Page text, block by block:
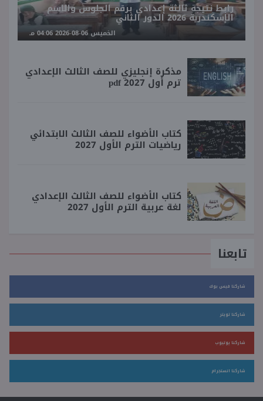
رابط نتيجة ثالثة إعدادي برقم الجلوس والاسم
الإسكندرية 2026 الدور الثاني
الخميس 06-08-2026 04:06 مـ
مذكرة إنجليزي للصف الثالث الإعدادي
ترم أول 2027 pdf
كتاب الأضواء للصف الثالث الابتدائي
رياضيات الترم الأول 2027
كتاب الأضواء للصف الثالث الإعدادي
لغة عربية الترم الأول 2027
تابعنا
شاركنا فيس بوك
شاركنا تويتر
شاركنا يوتيوب
شاركنا انستجرام